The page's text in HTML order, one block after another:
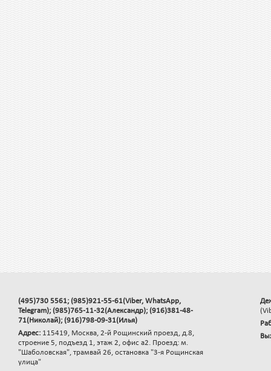
(495)730 5561; (985)921-55-61(Viber, WhatsApp,
Telegram); (985)765-11-32(Александр); (916)381-48-
71(Николай); (916)798-09-31(Илья)
Адрес: 115419, Москва, 2-й Рощинский проезд, д.8,
строение 5, подъезд 1, этаж 2, офис а2. Проезд: м.
"Шаболовская", трамвай 26, остановка "3-я Рощинская
улица"